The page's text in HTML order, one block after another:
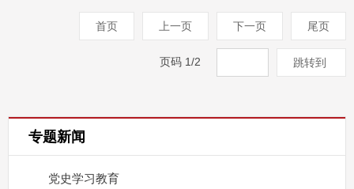
首页 上一页 下一页 尾页
页码 1/2 跳转到
专题新闻
党史学习教育